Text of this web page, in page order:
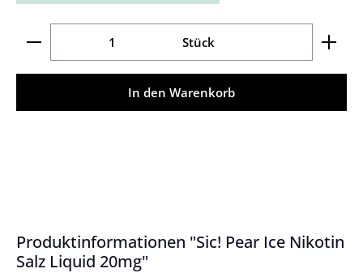
Produkt Anzahl: Gib den gewünschten Wert ein
Stück
In den Warenkorb
Produktinformationen "Sic! Pear Ice Nikotin
Salz Liquid 20mg"